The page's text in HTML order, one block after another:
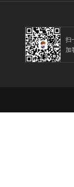
扫
加